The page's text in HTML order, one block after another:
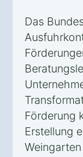
Das
Förderung
Erstellung